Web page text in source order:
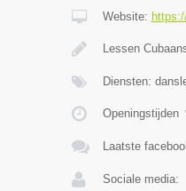
Website:
Lessen
Diensten:
Openingstijden
Laatste
Sociale media: